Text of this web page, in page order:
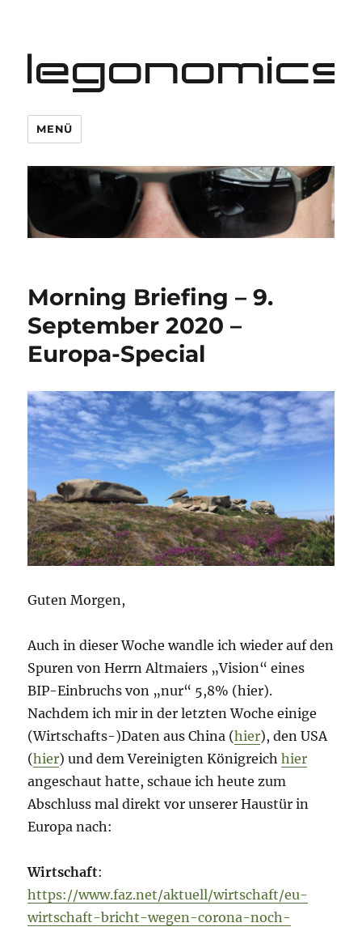
legonomics
MENÜ
Morning Briefing – 9.
September 2020 –
Europa-Special
Guten Morgen,
Auch in dieser Woche wandle ich wieder auf den
Spuren von Herrn Altmaiers „Vision“ eines
BIP-Einbruchs von „nur“ 5,8% (hier).
Nachdem ich mir in der letzten Woche einige
(Wirtschafts-)Daten aus China (hier), den USA
(hier) und dem Vereinigten Königreichhier
angeschaut hatte, schaue ich heute zum
Abschluss mal direkt vor unserer Haustür in
Europa nach:
Wirtschaft:
https://www.faz.net/aktuell/wirtschaft/eu-
wirtschaft-bricht-wegen-corona-noch-